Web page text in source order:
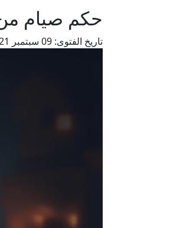
حكم صيام من
تاريخ الفتوى: